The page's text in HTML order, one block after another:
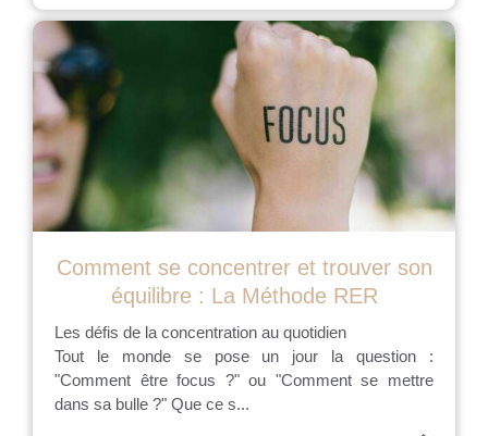
Comment se concentrer et trouver son
équilibre : La Méthode RER
Les défis de la concentration au quotidien
Tout le monde se pose un jour la question :
"Comment être focus ?" ou "Comment se mettre
dans sa bulle ?" Que ce s...